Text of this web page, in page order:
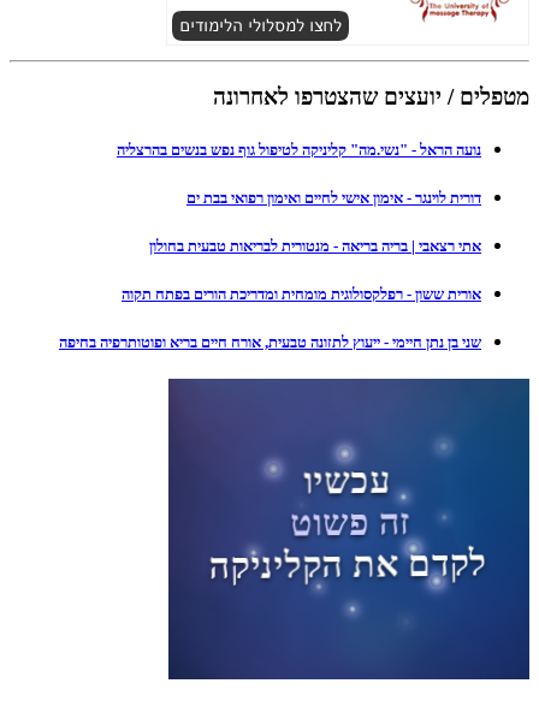
מטפלים / יועצים שהצטרפו לאחרונה
נועה הראל - "נשי.מה" קליניקה לטיפול גוף נפש בנשים בהרצליה
דורית לוינגר - אימון אישי לחיים ואימון רפואי בבת ים
אתי רצאבי | בריה בריאה - מנטורית לבריאות טבעית בחולון
אורית ששון - רפלקסולוגית מומחית ומדריכת הורים בפתח תקוה
שני בן נתן חיימי - ייעוץ לתזונה טבעית, אורח חיים בריא ופוטותרפיה בחיפה